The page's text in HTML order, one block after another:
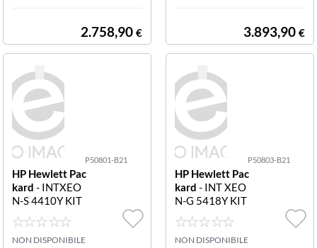
2.758,90 € 3.893,90 €
P50801-B21
HP Hewlett Pac
kard - INTXEO
N-S 4410Y KIT
HPE AL STG P5
0801-B21 INTX
EON-S 4410Y K
NON DISPONIBILE
P50803-B21
HP Hewlett Pac
kard - INT XEO
N-G 5418Y KIT
HPE AL STG P5
0803-B21 INT
Xeon-G 5418Y
NON DISPONIBILE